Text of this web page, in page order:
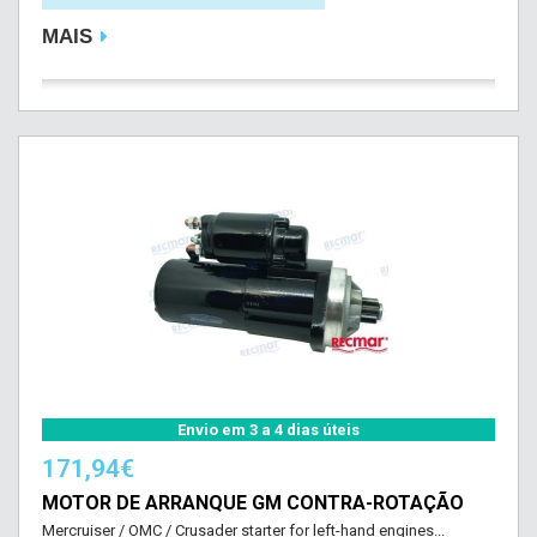
MAIS
Envio em 3 a 4 dias úteis
171,94€
MOTOR DE ARRANQUE GM CONTRA-ROTAÇÃO
Mercruiser / OMC / Crusader starter for left-hand engines...